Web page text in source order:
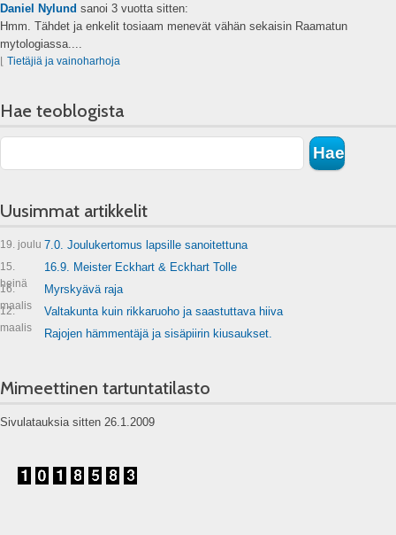
Daniel Nylund sanoi 3 vuotta sitten:
Hmm. Tähdet ja enkelit tosiaam menevät vähän sekaisin Raamatun
mytologiassa....
⌊ Tietäjiä ja vainoharhoja
Hae teoblogista
Uusimmat artikkelit
19. joulu 7.0. Joulukertomus lapsille sanoitettuna
15.
heinä
16.9. Meister Eckhart & Eckhart Tolle
16.
maalis
Myrskyävä raja
12.
maalis
Valtakunta kuin rikkaruoho ja saastuttava hiiva
Rajojen hämmentäjä ja sisäpiirin kiusaukset.
Mimeettinen tartuntatilasto
Sivulatauksia sitten 26.1.2009